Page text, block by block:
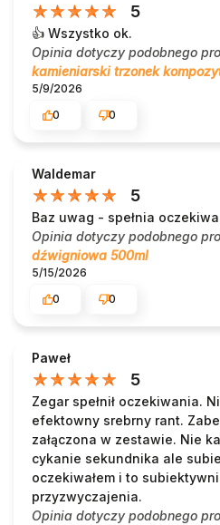
5
👍️ Wszystko ok.
Opinia dotyczy podobnego
kamieniarski trzonek
5/9/2026
0
0
Waldemar
5
Baz uwag - spełnia
Opinia dotyczy podobnego
dźwigniowa 500ml
5/15/2026
0
0
Paweł
5
Zegar spełnił oczekiwania.
efektowny srebrny rant.
załączona w zestawie. Nie
cykanie sekundnika ale
oczekiwałem i to
przyzwyczajenia.
Opinia dotyczy podobnego